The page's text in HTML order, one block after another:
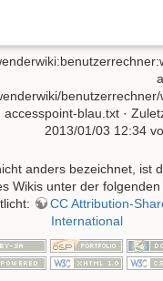
accesspoint-blau.txt·
2013/01/03 12:34
anders bezeichnet, ist
Wikis unter der
CC Attribution-
International